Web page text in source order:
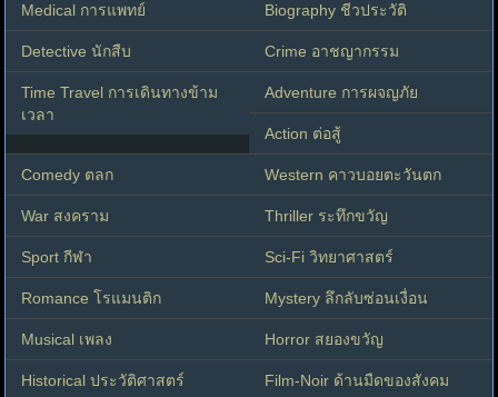
Medical การแพทย์ Biography ชีวประวัติ
Detective นักสืบ Crime อาชญากรรม
Time Travel การเดินทางข้าม
เวลา
Adventure การผจญภัย
Action ต่อสู้
Comedy ตลก Western คาวบอยตะวันตก
War สงคราม Thriller ระทึกขวัญ
Sport กีฬา Sci-Fi วิทยาศาสตร์
Romance โรแมนติก Mystery ลึกลับซ่อนเงื่อน
Musical เพลง Horror สยองขวัญ
Historical ประวัติศาสตร์ Film-Noir ด้านมืดของสังคม